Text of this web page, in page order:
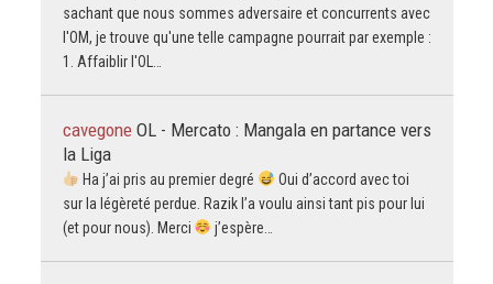
sachant que nous sommes adversaire et concurrents avec
l'OM, je trouve qu'une telle campagne pourrait par exemple :
1. Affaiblir l'OL…
cavegone OL - Mercato : Mangala en partance vers
la Liga
Ha j’ai pris au premier degré
Oui d’accord avec toi
sur la légèreté perdue. Razik l’a voulu ainsi tant pis pour lui
(et pour nous). Merci
j’espère…